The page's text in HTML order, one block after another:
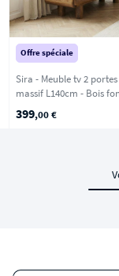
Offre spéciale
Sira - Meuble tv 2
massif L140cm -
399,00 €